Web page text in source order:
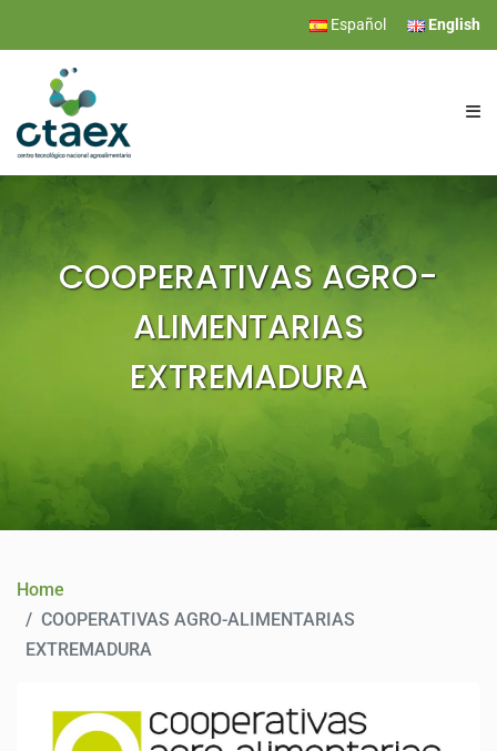
Español English
CTAEX
RESEARCH
NEWS
CONTACT
COOPERATIVAS AGRO-
ALIMENTARIAS
EXTREMADURA
Home
COOPERATIVAS AGRO-ALIMENTARIAS
EXTREMADURA